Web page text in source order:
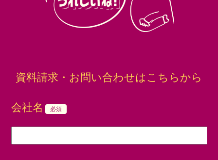
資料請求・お問い合わせはこちらから
会社名 必須